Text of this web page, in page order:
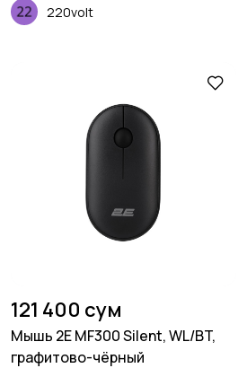
220volt
121 400 сум
Мышь 2E MF300 Silent, WL/BT,
графитово-чёрный